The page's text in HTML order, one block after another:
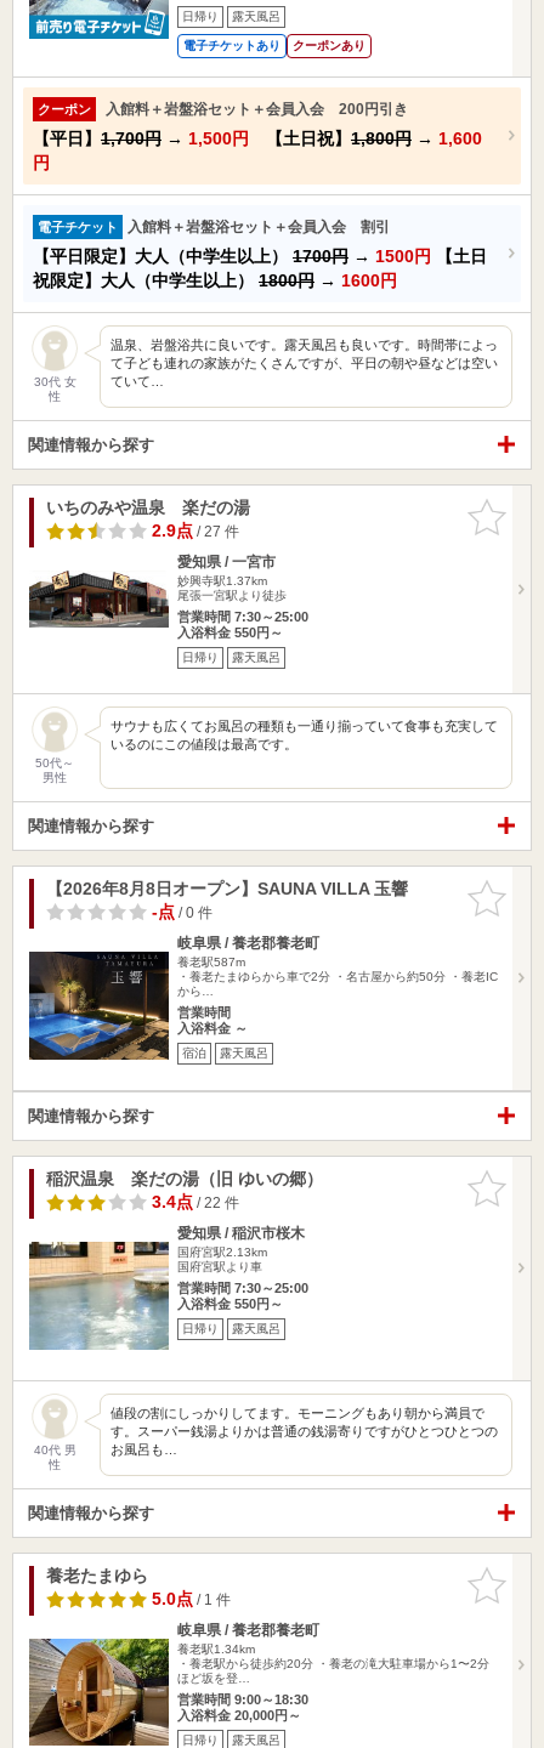
日帰り 露天風呂
電子チケットあり クーポンあり
クーポン 入館料＋岩盤浴セット＋会員入会 200円引き
【平日】 1,700円 → 1,500円 【土日祝】 1,800円 → 1,600
円
電子チケット 入館料＋岩盤浴セット＋会員入会 割引
【平日限定】大人（中学生以上） 1700円 → 1500円
【土日
祝限定】大人（中学生以上） 1800円 → 1600円
30代 女
性
温泉、岩盤浴共に良いです。露天風呂も良いです。時間帯によっ
て子ども連れの家族がたくさんですが、平日の朝や昼などは空い
ていて…
関連情報から探す
お気に入
りに追加
いちのみや温泉 楽だの湯
2.9点/ 27 件
愛知県 / 一宮市
妙興寺駅1.37km
尾張一宮駅より徒歩
営業時間 7:30～25:00
入浴料金 550円～
日帰り 露天風呂
50代～
男性
サウナも広くてお風呂の種類も一通り揃っていて食事も充実して
いるのにこの値段は最高です。
関連情報から探す
お気に入
りに追加
【2026年8月8日オープン】SAUNA VILLA 玉響
-点/ 0 件
岐阜県 / 養老郡養老町
養老駅587m
・養老たまゆらから車で2分 ・名古屋から約50分 ・養老IC
から…
営業時間
入浴料金 ～
宿泊 露天風呂
関連情報から探す
お気に入
りに追加
稲沢温泉 楽だの湯（旧 ゆいの郷）
3.4点/ 22 件
愛知県 / 稲沢市桜木
国府宮駅2.13km
国府宮駅より車
営業時間 7:30～25:00
入浴料金 550円～
日帰り 露天風呂
40代 男
性
値段の割にしっかりしてます。モーニングもあり朝から満員で
す。スーパー銭湯よりかは普通の銭湯寄りですがひとつひとつの
お風呂も…
関連情報から探す
お気に入
りに追加
養老たまゆら
5.0点/ 1 件
岐阜県 / 養老郡養老町
養老駅1.34km
・養老駅から徒歩約20分 ・養老の滝大駐車場から1〜2分
ほど坂を登…
営業時間 9:00～18:30
入浴料金 20,000円～
日帰り 露天風呂